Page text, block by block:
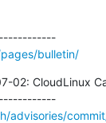
---------------------------------------------
bulletin/
02: CloudLinux
---------------------------------------------
advisories/